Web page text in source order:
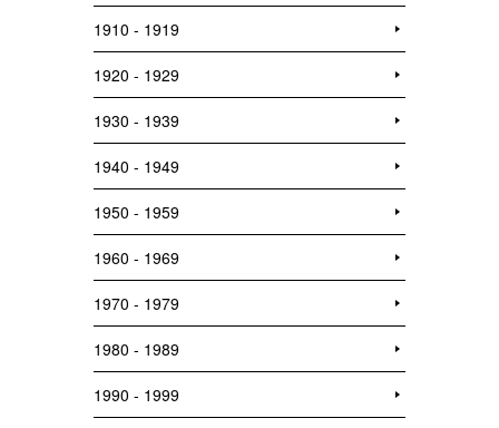
1910 - 1919
1920 - 1929
1930 - 1939
1940 - 1949
1950 - 1959
1960 - 1969
1970 - 1979
1980 - 1989
1990 - 1999